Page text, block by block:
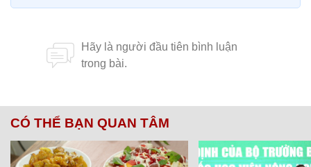
CÓ THỂ BẠN QUAN TÂM